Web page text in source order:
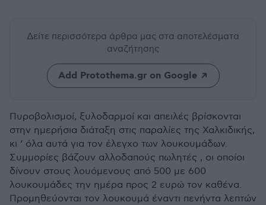
Δείτε περισσότερα άρθρα μας στα αποτελέσματα
αναζήτησης
Add Protothema.gr on Google
Πυροβολισμοί, ξυλοδαρμοί και απειλές βρίσκονται
στην ημερήσια διάταξη στις παραλίες της Χαλκιδικής,
κι ‘ όλα αυτά για τον έλεγχο των λουκουμάδων.
Συμμορίες βάζουν αλλοδαπούς πωλητές , οι οποίοι
δίνουν στους λουόμενους από 500 με 600
λουκουμάδες την ημέρα προς 2 ευρώ τον καθένα.
Προμηθεύονται τον λουκουμά έναντι πενήντα λεπτών